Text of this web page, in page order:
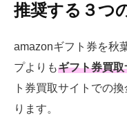
推奨する３つ
amazonギフト券を秋
プよりもギフト券買取
ト券買取サイトでの
ります。